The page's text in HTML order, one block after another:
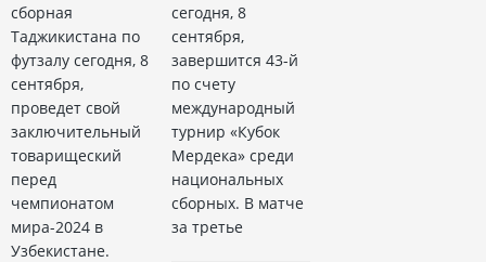
сборная
Таджикистана по
футзалу сегодня, 8
сентября,
проведет свой
заключительный
товарищеский
перед
чемпионатом
мира-2024 в
Узбекистане.
сегодня, 8
сентября,
завершится 43-й
по счету
международный
турнир «Кубок
Мердека» среди
национальных
сборных. В матче
за третье